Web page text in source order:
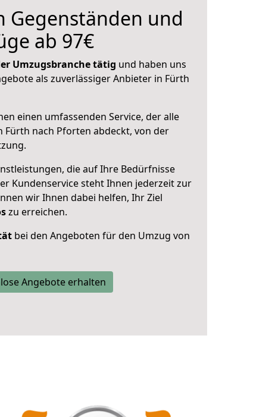
Gegenständen und
ab 97€
Umzugsbranche tätig und haben uns
als zuverlässiger Anbieter in Fürth
einen umfassenden Service, der alle
Fürth nach Pforten abdeckt, von der
die auf Ihre Bedürfnisse
Kundenservice steht Ihnen jederzeit zur
wir Ihnen dabei helfen, Ihr Ziel
zu erreichen.
bei den Angeboten für den Umzug von
Angebote erhalten